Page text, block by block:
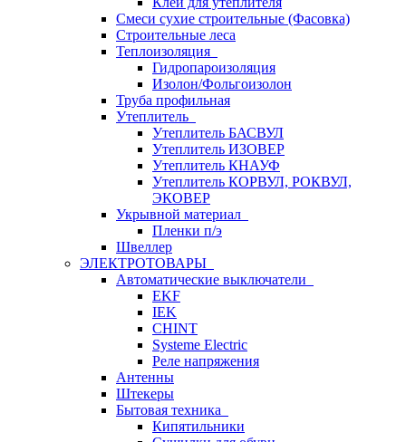
Смеси сухие строительные (Фасовка)
Строительные леса
Теплоизоляция
Гидропароизоляция
Изолон/Фольгоизолон
Труба профильная
Утеплитель
Утеплитель БАСВУЛ
Утеплитель ИЗОВЕР
Утеплитель КНАУФ
Утеплитель КОРВУЛ, РОКВУЛ,
ЭКОВЕР
Укрывной материал
Пленки п/э
Швеллер
ЭЛЕКТРОТОВАРЫ
Автоматические выключатели
EKF
IEK
CHINT
Systeme Electric
Реле напряжения
Антенны
Штекеры
Бытовая техника
Кипятильники